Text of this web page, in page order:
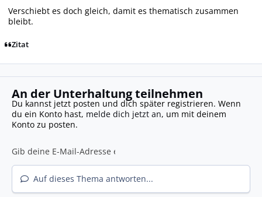
Verschiebt es doch gleich, damit es thematisch zusammen
bleibt.
Zitat
An der Unterhaltung teilnehmen
Du kannst jetzt posten und dich später registrieren. Wenn
du ein Konto hast, melde dich jetzt an, um mit deinem
Konto zu posten.
Auf dieses Thema antworten...